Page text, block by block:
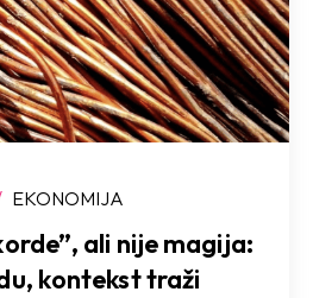
EKONOMIJA
ali nije magija:
kontekst traži